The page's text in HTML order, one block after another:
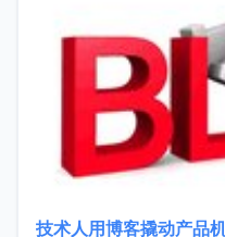
技术人用博客撬动产品